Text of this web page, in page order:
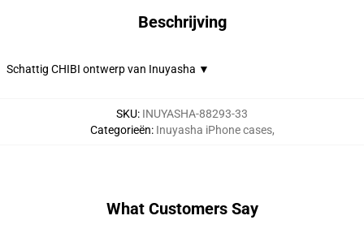
Beschrijving
Schattig CHIBI ontwerp van Inuyasha ▼
SKU: INUYASHA-88293-33
Categorieën: Inuyasha iPhone cases,
What Customers Say